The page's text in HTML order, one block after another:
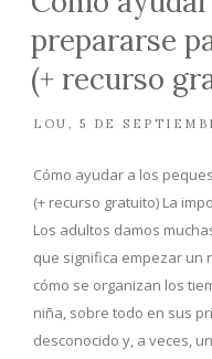
prepararse
(+ recurso
LOU 5 DE
Cómo ayudar a los
(+ recurso gratuito) La
Los adultos damos
que significa empezar un
cómo se organizan los
niña, sobre todo en sus
desconocido y, a veces,